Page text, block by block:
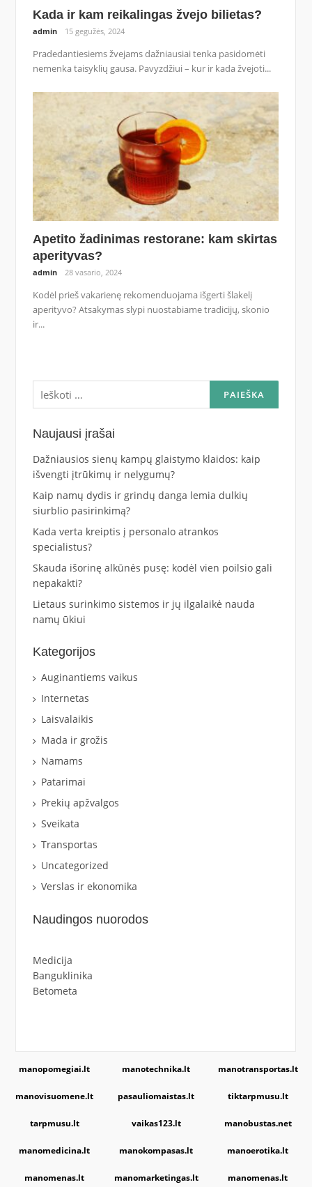
Kada ir kam reikalingas žvejo bilietas?
admin 15 gegužės, 2024
Pradedantiesiems žvejams dažniausiai tenka pasidomėti
nemenka taisyklių gausa. Pavyzdžiui – kur ir kada žvejoti...
Apetito žadinimas restorane: kam skirtas
aperityvas?
admin 28 vasario, 2024
Kodėl prieš vakarienę rekomenduojama išgerti šlakelį
aperityvo? Atsakymas slypi nuostabiame tradicijų, skonio
ir...
Ieškoti:
Naujausi įrašai
Dažniausios sienų kampų glaistymo klaidos: kaip
išvengti įtrūkimų ir nelygumų?
Kaip namų dydis ir grindų danga lemia dulkių
siurblio pasirinkimą?
Kada verta kreiptis į personalo atrankos
specialistus?
Skauda išorinę alkūnės pusę: kodėl vien poilsio gali
nepakakti?
Lietaus surinkimo sistemos ir jų ilgalaikė nauda
namų ūkiui
Kategorijos
Auginantiems vaikus
Internetas
Laisvalaikis
Mada ir grožis
Namams
Patarimai
Prekių apžvalgos
Sveikata
Transportas
Uncategorized
Verslas ir ekonomika
Naudingos nuorodos
Medicija
Banguklinika
Betometa
manopomegiai.lt manotechnika.lt manotransportas.lt
manovisuomene.lt pasauliomaistas.lt tiktarpmusu.lt
tarpmusu.lt vaikas123.lt manobustas.net
manomedicina.lt manokompasas.lt manoerotika.lt
manomenas.lt manomarketingas.lt manomenas.lt